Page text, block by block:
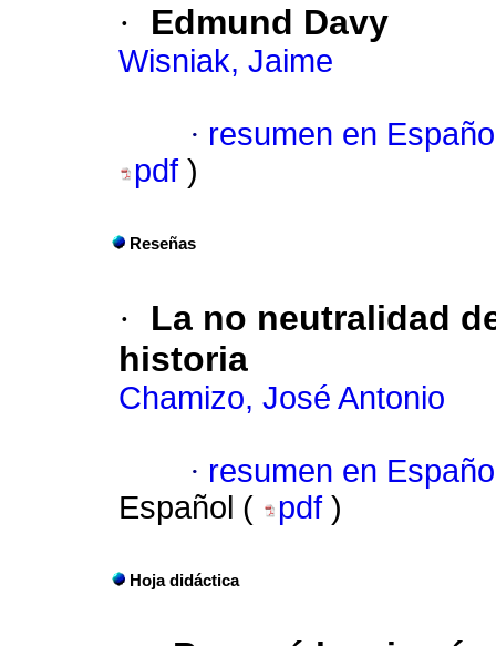
· Edmund Davy
Wisniak, Jaime
· resumen en
pdf )
Reseñas
·
La no neutralidad
historia
Chamizo, José Antonio
· resumen en
Español (
pdf )
Hoja didáctica